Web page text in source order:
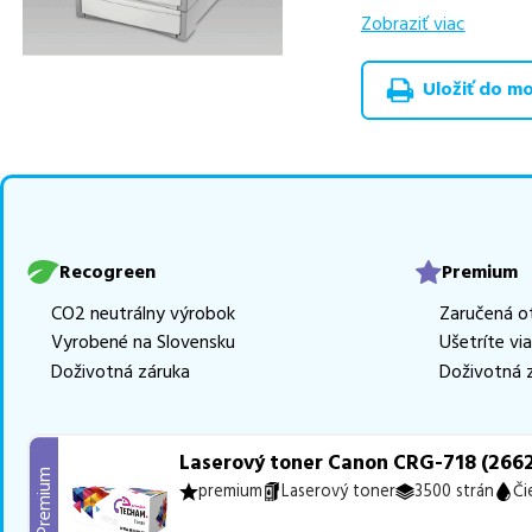
výhodnejšie
RECOGREENv
Celá táto
produkty, aby
môžete sa na nás
najlepšie riešenie.
Zobraziť viac
Uložiť do
Recogreen
CO2 neutrálny výrobok
Vyrobené na Slovensku
Doživotná záruka
Premium
Zaručená
Ušetríte
Doživotná
Premium
Laserový toner Canon CRG-718
premium Laserový toner 3500 strán